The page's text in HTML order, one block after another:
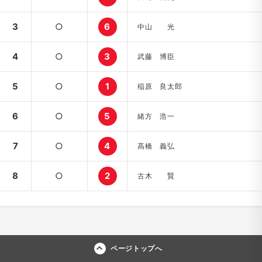
3 ○ 6 中山 光
4 ○ 3 武藤 博臣
5 ○ 1 稲原 良太郎
6 ○ 5 緒方 浩一
7 ○ 4 高橋 義弘
8 ○ 2 古木 賢
ページトップへ